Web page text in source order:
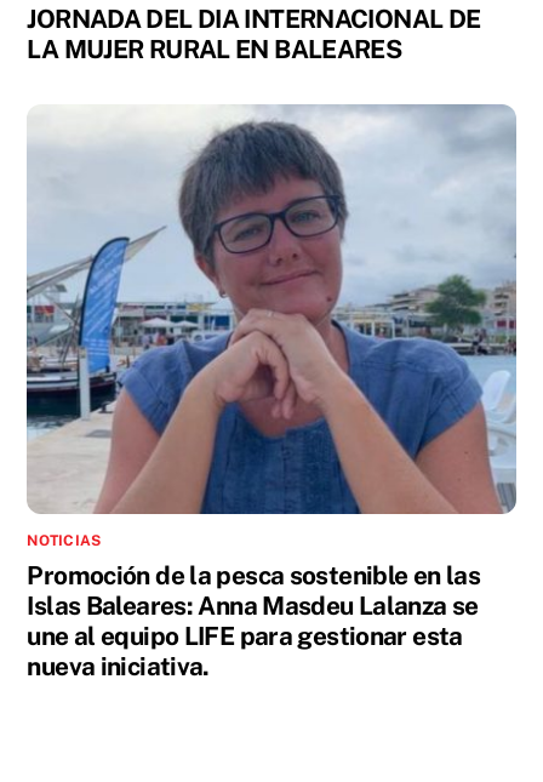
JORNADA DEL DIA INTERNACIONAL DE
LA MUJER RURAL EN BALEARES
NOTICIAS
Promoción de la pesca sostenible en las
Islas Baleares: Anna Masdeu Lalanza se
une al equipo LIFE para gestionar esta
nueva iniciativa.